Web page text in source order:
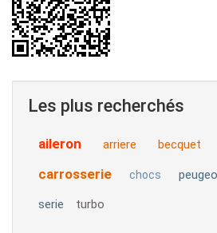
Les plus recherchés
aileron arriere becquet
carrosserie chocs
serie turbo